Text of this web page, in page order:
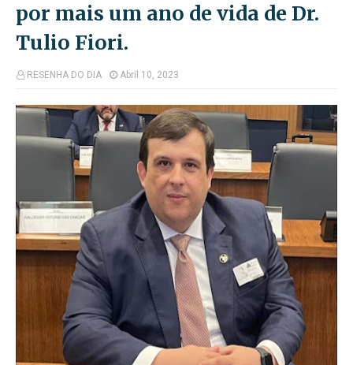
por mais um ano de vida de Dr.
Tulio Fiori.
RESENHA DO DIA Abril 10, 2023